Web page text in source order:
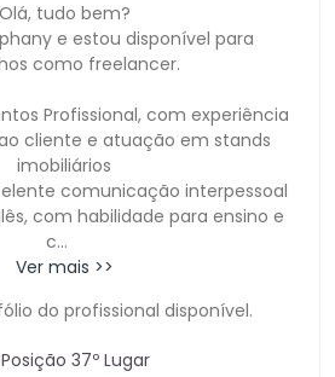
Olá, tudo bem?
e estou disponível para
como freelancer.
Profissional, com experiência
cliente e atuação em stands
imobiliários
comunicação interpessoal
com habilidade para ensino e
c...
Ver mais >>
do profissional disponível.
Posição 37º Lugar